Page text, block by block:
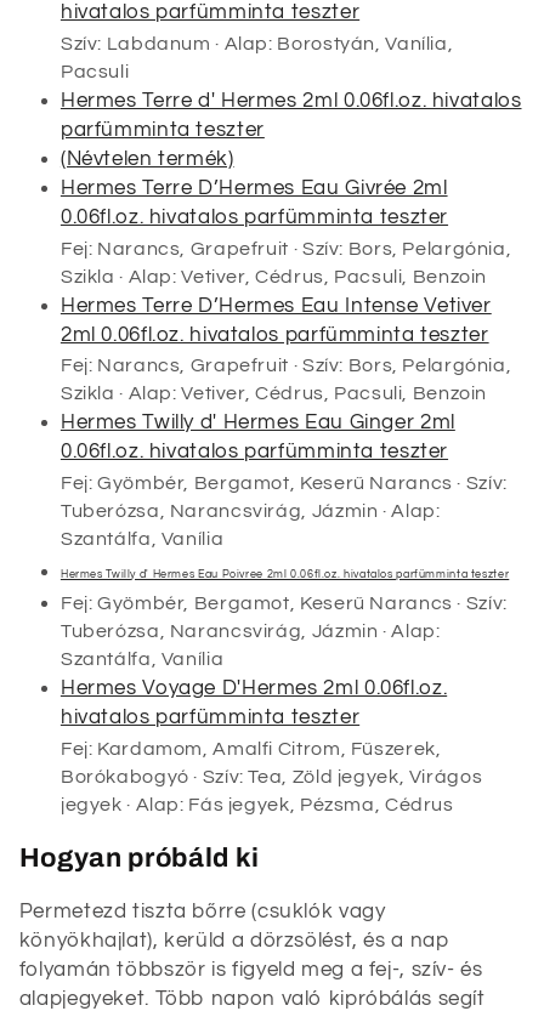
hivatalos parfümminta teszter
Szív: Labdanum · Alap: Borostyán, Vanília,
Pacsuli
Hermes Terre d' Hermes 2ml 0.06fl.oz. hivatalos
parfümminta teszter
(Névtelen termék)
Hermes Terre D’Hermes Eau Givrée 2ml
0.06fl.oz. hivatalos parfümminta teszter
Fej: Narancs, Grapefruit · Szív: Bors, Pelargónia,
Szikla · Alap: Vetiver, Cédrus, Pacsuli, Benzoin
Hermes Terre D’Hermes Eau Intense Vetiver
2ml 0.06fl.oz. hivatalos parfümminta teszter
Fej: Narancs, Grapefruit · Szív: Bors, Pelargónia,
Szikla · Alap: Vetiver, Cédrus, Pacsuli, Benzoin
Hermes Twilly d' Hermes Eau Ginger 2ml
0.06fl.oz. hivatalos parfümminta teszter
Fej: Gyömbér, Bergamot, Keserű Narancs · Szív:
Tuberózsa, Narancsvirág, Jázmin · Alap:
Szantálfa, Vanília
Hermes Twilly d' Hermes Eau Poivree 2ml 0.06fl.oz. hivatalos parfümminta teszter
Fej: Gyömbér, Bergamot, Keserű Narancs · Szív:
Tuberózsa, Narancsvirág, Jázmin · Alap:
Szantálfa, Vanília
Hermes Voyage D'Hermes 2ml 0.06fl.oz.
hivatalos parfümminta teszter
Fej: Kardamom, Amalfi Citrom, Fűszerek,
Borókabogyó · Szív: Tea, Zöld jegyek, Virágos
jegyek · Alap: Fás jegyek, Pézsma, Cédrus
Hogyan próbáld ki
Permetezd tiszta bőrre (csuklók vagy
könyökhajlat), kerüld a dörzsölést, és a nap
folyamán többször is figyeld meg a fej-, szív- és
alapjegyeket. Több napon való kipróbálás segít